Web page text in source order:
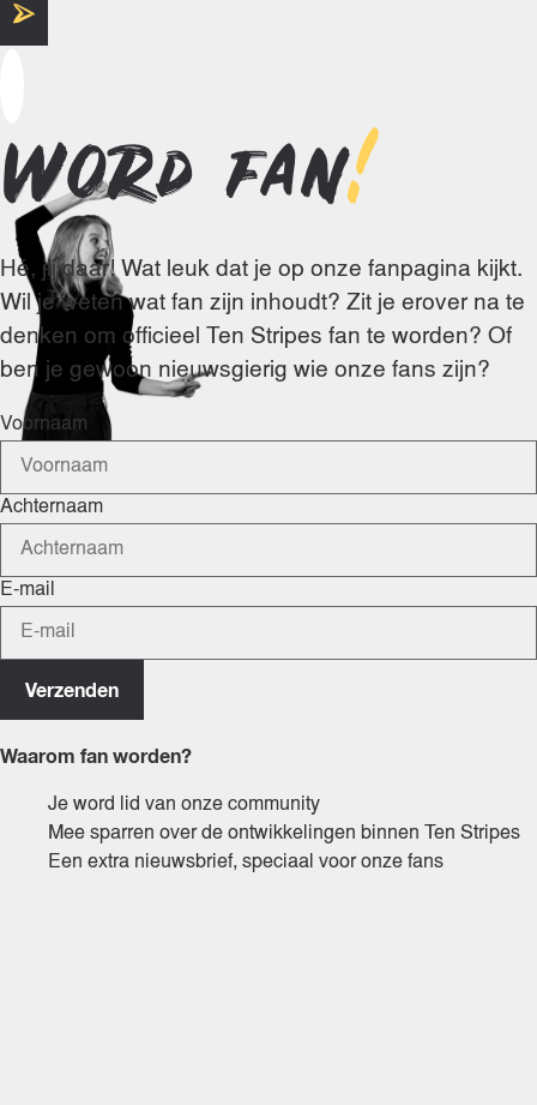
Word fan!
Hé, jij daar! Wat leuk dat je op onze fanpagina kijkt.
Wil je weten wat fan zijn inhoudt? Zit je erover na te
denken om officieel Ten Stripes fan te worden? Of
ben je gewoon nieuwsgierig wie onze fans zijn?
Voornaam
Achternaam
E-mail
Verzenden
Waarom fan worden?
Je word lid van onze community
Mee sparren over de ontwikkelingen binnen Ten Stripes
Een extra nieuwsbrief, speciaal voor onze fans